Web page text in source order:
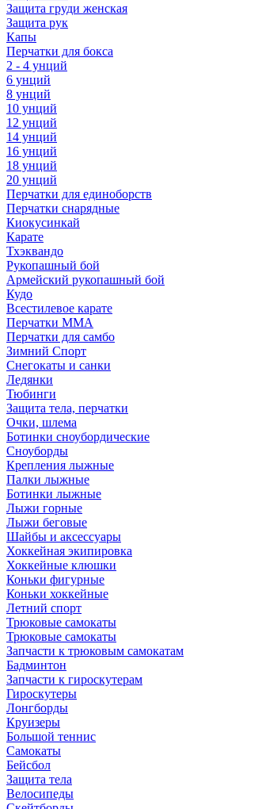
Защита груди женская
Защита рук
Капы
Перчатки для бокса
2 - 4 унций
6 унций
8 унций
10 унций
12 унций
14 унций
16 унций
18 унций
20 унций
Перчатки для единоборств
Перчатки снарядные
Киокусинкай
Карате
Тхэквандо
Рукопашный бой
Армейский рукопашный бой
Кудо
Всестилевое карате
Перчатки MMA
Перчатки для самбо
Зимний Спорт
Снегокаты и санки
Ледянки
Тюбинги
Защита тела, перчатки
Очки, шлема
Ботинки сноубордические
Сноуборды
Крепления лыжные
Палки лыжные
Ботинки лыжные
Лыжи горные
Лыжи беговые
Шайбы и аксессуары
Хоккейная экипировка
Хоккейные клюшки
Коньки фигурные
Коньки хоккейные
Летний спорт
Трюковые самокаты
Трюковые самокаты
Запчасти к трюковым самокатам
Бадминтон
Запчасти к гироскутерам
Гироскутеры
Лонгборды
Круизеры
Большой теннис
Самокаты
Бейсбол
Защита тела
Велосипеды